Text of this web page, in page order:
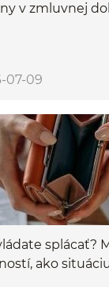
v zmluvnej
07-09
splácať?
ako